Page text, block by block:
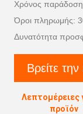
Χρόνος
Όροι πληρωμής:
Δυνατότητα
Βρείτε
Λεπτομέρειες
προϊόν